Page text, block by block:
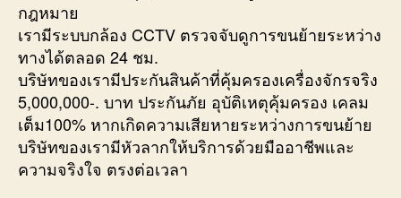
กฎหมาย
เรามีระบบกล้อง CCTV ตรวจจับดูการขนย้ายระหว่าง
ทางได้ตลอด 24 ชม.
บริษัทของเรามีประกันสินค้าที่คุ้มครองเครื่องจักรจริง
5,000,000-. บาท ประกันภัย อุบัติเหตุคุ้มครอง เคลม
เต็ม100% หากเกิดความเสียหายระหว่างการขนย้าย
บริษัทของเรามีหัวลากให้บริการด้วยมืออาชีพและ
ความจริงใจ ตรงต่อเวลา